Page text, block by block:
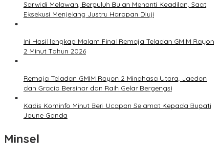
Sarwidi Melawan, Berpuluh Bulan Menanti Keadilan, Saat
Eksekusi Menjelang Justru Harapan Diuji
Ini Hasil lengkap Malam Final Remaja Teladan GMIM Rayon
2 Minut Tahun 2026
Remaja Teladan GMIM Rayon 2 Minahasa Utara, Jaedon
dan Gracia Bersinar dan Raih Gelar Bergengsi
Kadis Kominfo Minut Beri Ucapan Selamat Kepada Bupati
Joune Ganda
Minsel